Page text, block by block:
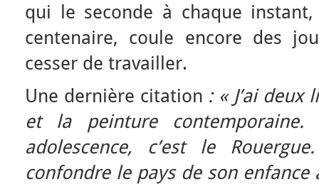
qui le seconde à chaque
centenaire, coule encore des
cesser de travailler.
Une dernière citation : « J’ai deux
et la peinture
adolescence, c’est le
confondre le pays de son enfance